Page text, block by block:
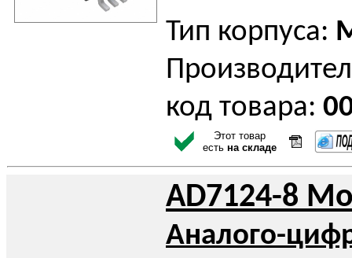
Тип корпуса:
код товара:
Этот товар
есть на складе
AD7124-8
Аналого-